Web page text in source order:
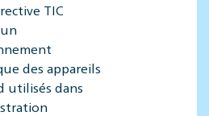
TIC
des appareils
utilisés dans